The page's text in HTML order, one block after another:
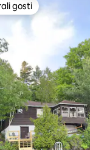
recenzija: 142
rangiranima s
gosti